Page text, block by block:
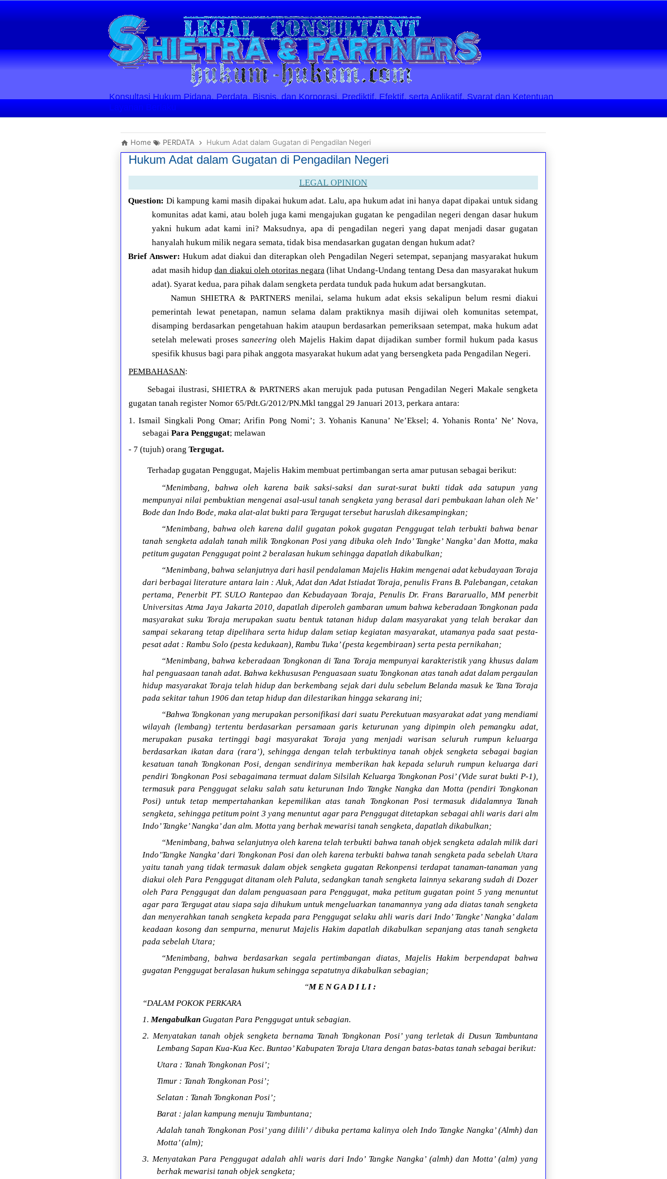
Konsultasi Hukum Pidana, Perdata, Bisnis, dan Korporasi. Prediktif, Efektif, serta Aplikatif. Syarat dan Ketentuan
Layanan Berlaku
Home PERDATA Hukum Adat dalam Gugatan di Pengadilan Negeri
Hukum Adat dalam Gugatan di Pengadilan Negeri
LEGAL OPINION
Question: Di kampung kami masih dipakai hukum adat. Lalu, apa hukum adat ini hanya dapat dipakai untuk sidang
komunitas adat kami, atau boleh juga kami mengajukan gugatan ke pengadilan negeri dengan dasar hukum
yakni hukum adat kami ini? Maksudnya, apa di pengadilan negeri yang dapat menjadi dasar gugatan
hanyalah hukum milik negara semata, tidak bisa mendasarkan gugatan dengan hukum adat?
Brief Answer: Hukum adat diakui dan diterapkan oleh Pengadilan Negeri setempat, sepanjang masyarakat hukum
adat masih hidupdan diakui oleh otoritas negara(lihat Undang-Undang tentang Desa dan masyarakat hukum
adat). Syarat kedua, para pihak dalam sengketa perdata tunduk pada hukum adat bersangkutan.
Namun SHIETRA & PARTNERS menilai, selama hukum adat eksis sekalipun belum resmi diakui
pemerintah lewat penetapan, namun selama dalam praktiknya masih dijiwai oleh komunitas setempat,
disamping berdasarkan pengetahuan hakim ataupun berdasarkan pemeriksaan setempat, maka hukum adat
setelah melewati prosessaneering oleh Majelis Hakim dapat dijadikan sumber formil hukum pada kasus
spesifik khusus bagi para pihak anggota masyarakat hukum adat yang bersengketa pada Pengadilan Negeri.
PEMBAHASAN:
Sebagai ilustrasi, SHIETRA & PARTNERS akan merujuk pada putusan Pengadilan Negeri Makale sengketa
gugatan tanah register Nomor 65/Pdt.G/2012/PN.Mkl tanggal 29 Januari 2013, perkara antara:
1. Ismail Singkali Pong Omar; Arifin Pong Nomi’; 3. Yohanis Kanuna’ Ne’Eksel; 4. Yohanis Ronta’ Ne’ Nova,
sebagaiPara Penggugat; melawan
- 7 (tujuh) orang Tergugat.
Terhadap gugatan Penggugat, Majelis Hakim membuat pertimbangan serta amar putusan sebagai berikut:
“Menimbang, bahwa oleh karena baik saksi-saksi dan surat-surat bukti tidak ada satupun yang
mempunyai nilai pembuktian mengenai asal-usul tanah sengketa yang berasal dari pembukaan lahan oleh Ne’
Bode dan Indo Bode, maka alat-alat bukti para Tergugat tersebut haruslah dikesampingkan;
“Menimbang, bahwa oleh karena dalil gugatan pokok gugatan Penggugat telah terbukti bahwa benar
tanah sengketa adalah tanah milik Tongkonan Posi yang dibuka oleh Indo’ Tangke’ Nangka’ dan Motta, maka
petitum gugatan Penggugat point 2 beralasan hukum sehingga dapatlah dikabulkan;
“Menimbang, bahwa selanjutnya dari hasil pendalaman Majelis Hakim mengenai adat kebudayaan Toraja
dari berbagai literature antara lain : Aluk, Adat dan Adat Istiadat Toraja, penulis Frans B. Palebangan, cetakan
pertama, Penerbit PT. SULO Rantepao dan Kebudayaan Toraja, Penulis Dr. Frans Bararuallo, MM penerbit
Universitas Atma Jaya Jakarta 2010, dapatlah diperoleh gambaran umum bahwa keberadaan Tongkonan pada
masyarakat suku Toraja merupakan suatu bentuk tatanan hidup dalam masyarakat yang telah berakar dan
sampai sekarang tetap dipelihara serta hidup dalam setiap kegiatan masyarakat, utamanya pada saat pesta-
pesat adat : Rambu Solo (pesta kedukaan), Rambu Tuka’ (pesta kegembiraan) serta pesta pernikahan;
“Menimbang, bahwa keberadaan Tongkonan di Tana Toraja mempunyai karakteristik yang khusus dalam
hal penguasaan tanah adat. Bahwa kekhususan Penguasaan suatu Tongkonan atas tanah adat dalam pergaulan
hidup masyarakat Toraja telah hidup dan berkembang sejak dari dulu sebelum Belanda masuk ke Tana Toraja
pada sekitar tahun 1906 dan tetap hidup dan dilestarikan hingga sekarang ini;
“Bahwa Tongkonan yang merupakan personifikasi dari suatu Perekutuan masyarakat adat yang mendiami
wilayah (lembang) tertentu berdasarkan persamaan garis keturunan yang dipimpin oleh pemangku adat,
merupakan pusaka tertinggi bagi masyarakat Toraja yang menjadi warisan seluruh rumpun keluarga
berdasarkan ikatan dara (rara’), sehingga dengan telah terbuktinya tanah objek sengketa sebagai bagian
kesatuan tanah Tongkonan Posi, dengan sendirinya memberikan hak kepada seluruh rumpun keluarga dari
pendiri Tongkonan Posi sebagaimana termuat dalam Silsilah Keluarga Tongkonan Posi’ (Vide surat bukti P-1),
termasuk para Penggugat selaku salah satu keturunan Indo Tangke Nangka dan Motta (pendiri Tongkonan
Posi) untuk tetap mempertahankan kepemilikan atas tanah Tongkonan Posi termasuk didalamnya Tanah
sengketa, sehingga petitum point 3 yang menuntut agar para Penggugat ditetapkan sebagai ahli waris dari alm
Indo’ Tangke’ Nangka’ dan alm. Motta yang berhak mewarisi tanah sengketa, dapatlah dikabulkan;
“Menimbang, bahwa selanjutnya oleh karena telah terbukti bahwa tanah objek sengketa adalah milik dari
Indo’Tangke Nangka’ dari Tongkonan Posi dan oleh karena terbukti bahwa tanah sengketa pada sebelah Utara
yaitu tanah yang tidak termasuk dalam objek sengketa gugatan Rekonpensi terdapat tanaman-tanaman yang
diakui oleh Para Penggugat ditanam oleh Paluta, sedangkan tanah sengketa lainnya sekarang sudah di Dozer
oleh Para Penggugat dan dalam penguasaan para Penggugat, maka petitum gugatan point 5 yang menuntut
agar para Tergugat atau siapa saja dihukum untuk mengeluarkan tanamannya yang ada diatas tanah sengketa
dan menyerahkan tanah sengketa kepada para Penggugat selaku ahli waris dari Indo’ Tangke’ Nangka’ dalam
keadaan kosong dan sempurna, menurut Majelis Hakim dapatlah dikabulkan sepanjang atas tanah sengketa
pada sebelah Utara;
“Menimbang, bahwa berdasarkan segala pertimbangan diatas, Majelis Hakim berpendapat bahwa
gugatan Penggugat beralasan hukum sehingga sepatutnya dikabulkan sebagian;
“M E N G A D I L I :
“DALAM POKOK PERKARA
1.Mengabulkan Gugatan Para Penggugat untuk sebagian.
2. Menyatakan tanah objek sengketa bernama Tanah Tongkonan Posi’ yang terletak di Dusun Tambuntana
Lembang Sapan Kua-Kua Kec. Buntao’ Kabupaten Toraja Utara dengan batas-batas tanah sebagai berikut:
Utara : Tanah Tongkonan Posi’;
Timur : Tanah Tongkonan Posi’;
Selatan : Tanah Tongkonan Posi’;
Barat : jalan kampung menuju Tambuntana;
Adalah tanah Tongkonan Posi’ yang dilili’ / dibuka pertama kalinya oleh Indo Tangke Nangka’ (Almh) dan
Motta’ (alm);
3. Menyatakan Para Penggugat adalah ahli waris dari Indo’ Tangke Nangka’ (almh) dan Motta’ (alm) yang
berhak mewarisi tanah objek sengketa;